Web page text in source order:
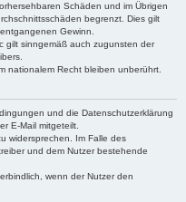
Schäden und im Übrigen
begrenzt. Dies gilt
Gewinn.
gilt sinngemäß auch zugunsten der
nationalem Recht bleiben unberührt.
und die Datenschutzerklärung
E-Mail mitgeteilt.
widersprechen. Im Falle des
und dem Nutzer bestehende
wenn der Nutzer den